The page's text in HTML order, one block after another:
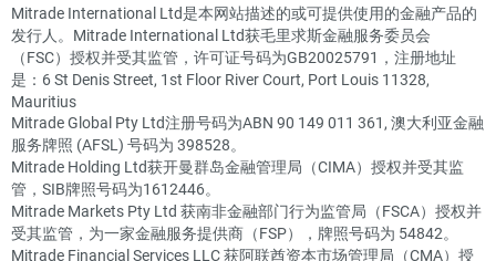
Mitrade International Ltd是本网站描述的或可提供使用的金融产品的
发行人。Mitrade International Ltd获毛里求斯金融服务委员会
（FSC）授权并受其监管，许可证号码为GB20025791，注册地址
是：6 St Denis Street, 1st Floor River Court, Port Louis 11328,
Mauritius
Mitrade Global Pty Ltd注册号码为ABN 90 149 011 361, 澳大利亚金融
服务牌照 (AFSL) 号码为 398528。
Mitrade Holding Ltd获开曼群岛金融管理局（CIMA）授权并受其监
管，SIB牌照号码为1612446。
Mitrade Markets Pty Ltd 获南非金融部门行为监管局（FSCA）授权并
受其监管，为一家金融服务提供商（FSP），牌照号码为 54842。
Mitrade Financial Services LLC 获阿联酋资本市场管理局（CMA）授